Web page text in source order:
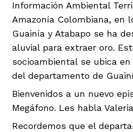
Información Ambiental
Amazonía Colombiana, en
Guainía y Atabapo se ha
aluvial para extraer oro.
socioambiental se ubica
del departamento de
Bienvenidos a un nuevo
Megáfono. Les habla
Recordemos que el
equipo
periodistas locales
nuestro contenido